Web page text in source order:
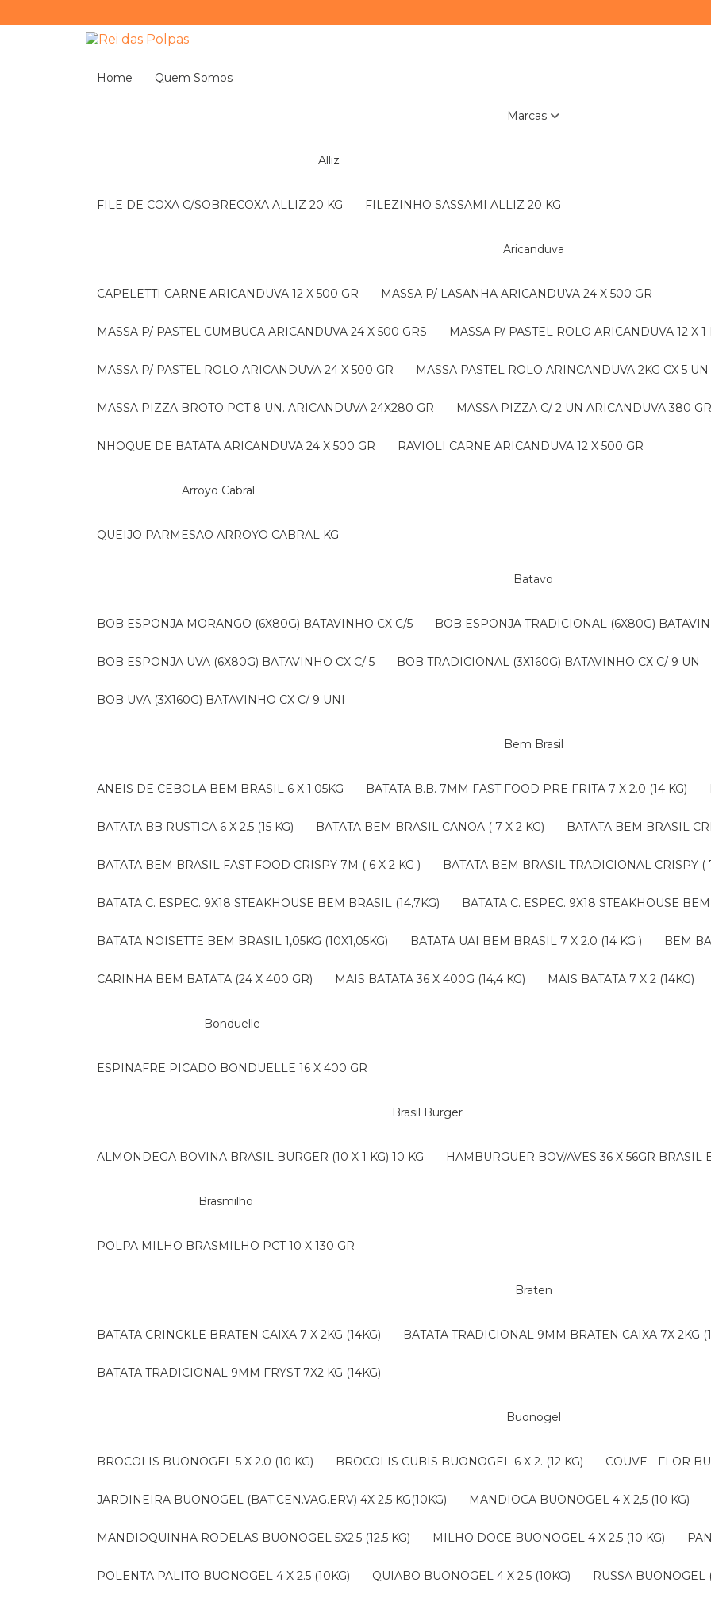
Home Quem Somos
Marcas
Alliz
FILE DE COXA C/SOBRECOXA ALLIZ 20 KG FILEZINHO SASSAMI ALLIZ 20 KG
Aricanduva
CAPELETTI CARNE ARICANDUVA 12 X 500 GR MASSA P/ LASANHA ARICANDUVA 24 X 500 GR
MASSA P/ PASTEL CUMBUCA ARICANDUVA 24 X 500 GRS MASSA P/ PASTEL ROLO ARICANDUVA 12 X 1
MASSA P/ PASTEL ROLO ARICANDUVA 24 X 500 GR MASSA PASTEL ROLO ARINCANDUVA 2KG CX 5 UN
MASSA PIZZA BROTO PCT 8 UN. ARICANDUVA 24X280 GR MASSA PIZZA C/ 2 UN ARICANDUVA 380 GR
NHOQUE DE BATATA ARICANDUVA 24 X 500 GR RAVIOLI CARNE ARICANDUVA 12 X 500 GR
Arroyo Cabral
QUEIJO PARMESAO ARROYO CABRAL KG
Batavo
BOB ESPONJA MORANGO (6X80G) BATAVINHO CX C/5 BOB ESPONJA TRADICIONAL (6X80G)
BOB ESPONJA UVA (6X80G) BATAVINHO CX C/ 5 BOB TRADICIONAL (3X160G) BATAVINHO CX C/ 9 UN
BOB UVA (3X160G) BATAVINHO CX C/ 9 UNI
Bem Brasil
ANEIS DE CEBOLA BEM BRASIL 6 X 1.05KG BATATA B.B. 7MM FAST FOOD PRE FRITA 7 X 2.0 (14 KG)
BATATA BB RUSTICA 6 X 2.5 (15 KG) BATATA BEM BRASIL CANOA ( 7 X 2 KG) BATATA BEM BRASIL
BATATA BEM BRASIL FAST FOOD CRISPY 7M ( 6 X 2 KG ) BATATA BEM BRASIL TRADICIONAL CRISPY (
BATATA C. ESPEC. 9X18 STEAKHOUSE BEM BRASIL (14,7KG) BATATA C. ESPEC. 9X18 STEAKHOUSE
BATATA NOISETTE BEM BRASIL 1,05KG (10X1,05KG) BATATA UAI BEM BRASIL 7 X 2.0 (14 KG ) BEM
CARINHA BEM BATATA (24 X 400 GR) MAIS BATATA 36 X 400G (14,4 KG) MAIS BATATA 7 X 2 (14KG)
Bonduelle
ESPINAFRE PICADO BONDUELLE 16 X 400 GR
Brasil Burger
ALMONDEGA BOVINA BRASIL BURGER (10 X 1 KG) 10 KG HAMBURGUER BOV/AVES 36 X 56GR BRASIL
Brasmilho
POLPA MILHO BRASMILHO PCT 10 X 130 GR
Braten
BATATA CRINCKLE BRATEN CAIXA 7 X 2KG (14KG) BATATA TRADICIONAL 9MM BRATEN CAIXA 7X 2KG
BATATA TRADICIONAL 9MM FRYST 7X2 KG (14KG)
Buonogel
BROCOLIS BUONOGEL 5 X 2.0 (10 KG) BROCOLIS CUBIS BUONOGEL 6 X 2. (12 KG) COUVE - FLOR
JARDINEIRA BUONOGEL (BAT.CEN.VAG.ERV) 4X 2.5 KG(10KG) MANDIOCA BUONOGEL 4 X 2,5 (10 KG)
MANDIOQUINHA RODELAS BUONOGEL 5X2.5 (12.5 KG) MILHO DOCE BUONOGEL 4 X 2.5 (10 KG)
POLENTA PALITO BUONOGEL 4 X 2.5 (10KG) QUIABO BUONOGEL 4 X 2.5 (10KG) RUSSA